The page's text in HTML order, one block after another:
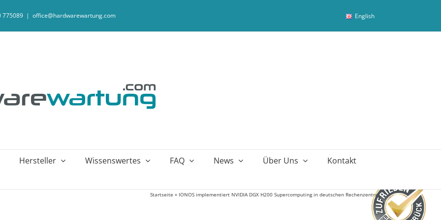
775089 | office@hardwarewartung.com English
Hersteller Wissenswertes FAQ News Über Uns Kontakt
Startseite » IONOS implementiert NVIDIA DGX H200 Supercomputing in deutschen Rechenzentren